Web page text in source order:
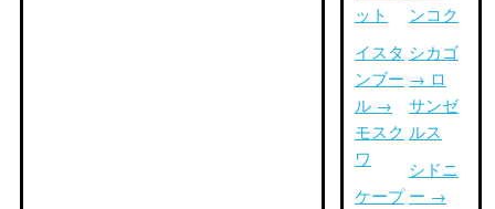
ット
イスタ
ンブー
ル →
モスク
ワ
ケープ
ンコク
シカゴ
→ ロ
サンゼ
ルス
シドニ
ー →